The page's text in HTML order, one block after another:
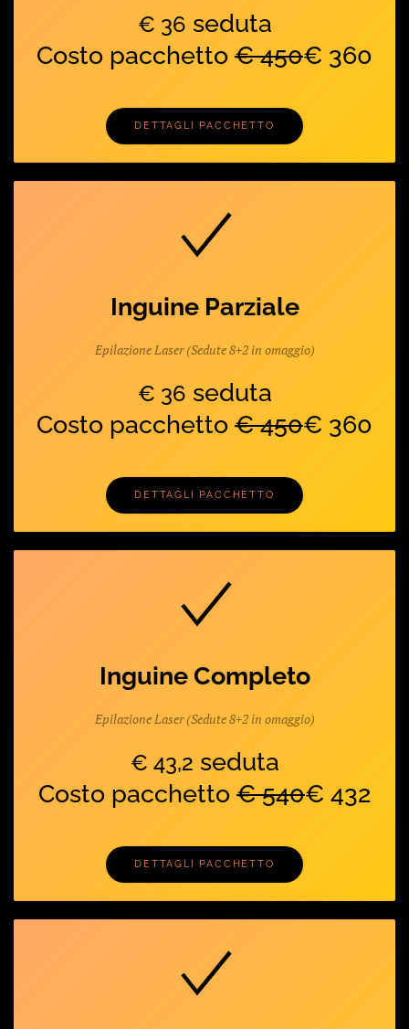
€ 36 seduta
Costo pacchetto € 450€ 360
DETTAGLI PACCHETTO
Inguine Parziale
Epilazione Laser (Sedute 8+2 in omaggio)
€ 36 seduta
Costo pacchetto € 450€ 360
DETTAGLI PACCHETTO
Inguine Completo
Epilazione Laser (Sedute 8+2 in omaggio)
€ 43,2 seduta
Costo pacchetto € 540€ 432
DETTAGLI PACCHETTO